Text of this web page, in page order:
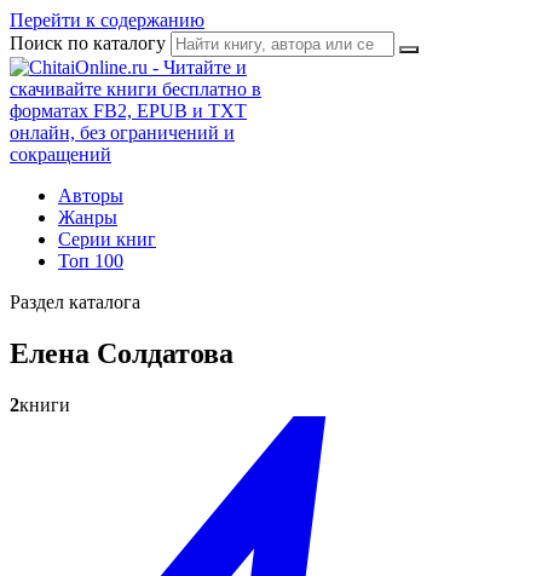
Перейти к содержанию
Поиск по каталогу
Авторы
Жанры
Серии книг
Топ 100
Раздел каталога
Елена Солдатова
2книги